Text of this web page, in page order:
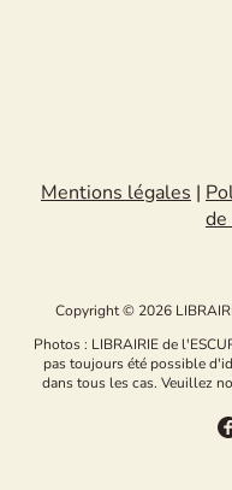
Mentions légales |
Copyright © 2026
Photos : LIBRAIRIE de
pas toujours été possible
dans tous les cas. Veuillez